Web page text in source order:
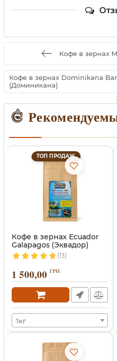
Кофе в зернах
Кофе в зернах Dominikana
(Доминикана)
ТОП ПРОДАЖ
Кофе в зернах Ecuador
Galapagos (Эквадор)
(13)
1 500,00 ГРН
1кг